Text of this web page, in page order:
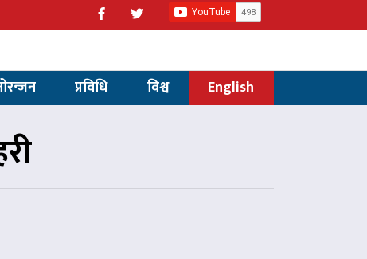
प्रविधि विश्व English